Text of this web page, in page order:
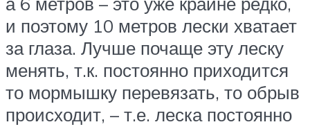
и поэтому 10 метров лески хватает
за глаза. Лучше почаще эту леску
менять, т.к. постоянно приходится
то мормышку перевязать, то обрыв
происходит, – т.е. леска постоянно